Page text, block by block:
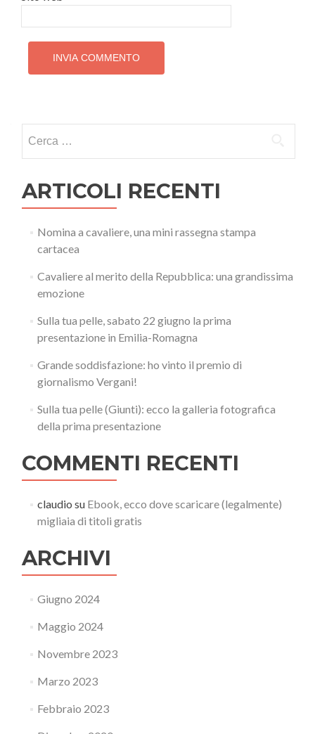
per:
ARTICOLI RECENTI
Nomina a cavaliere, una mini rassegna stampa
cartacea
Cavaliere al merito della Repubblica: una grandissima
emozione
Sulla tua pelle, sabato 22 giugno la prima
presentazione in Emilia-Romagna
Grande soddisfazione: ho vinto il premio di
giornalismo Vergani!
Sulla tua pelle (Giunti): ecco la galleria fotografica
della prima presentazione
COMMENTI RECENTI
claudio su Ebook, ecco dove scaricare (legalmente)
migliaia di titoli gratis
ARCHIVI
Giugno 2024
Maggio 2024
Novembre 2023
Marzo 2023
Febbraio 2023